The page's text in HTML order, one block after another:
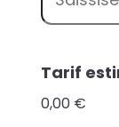
i
T
r
Tarif
0,00 €